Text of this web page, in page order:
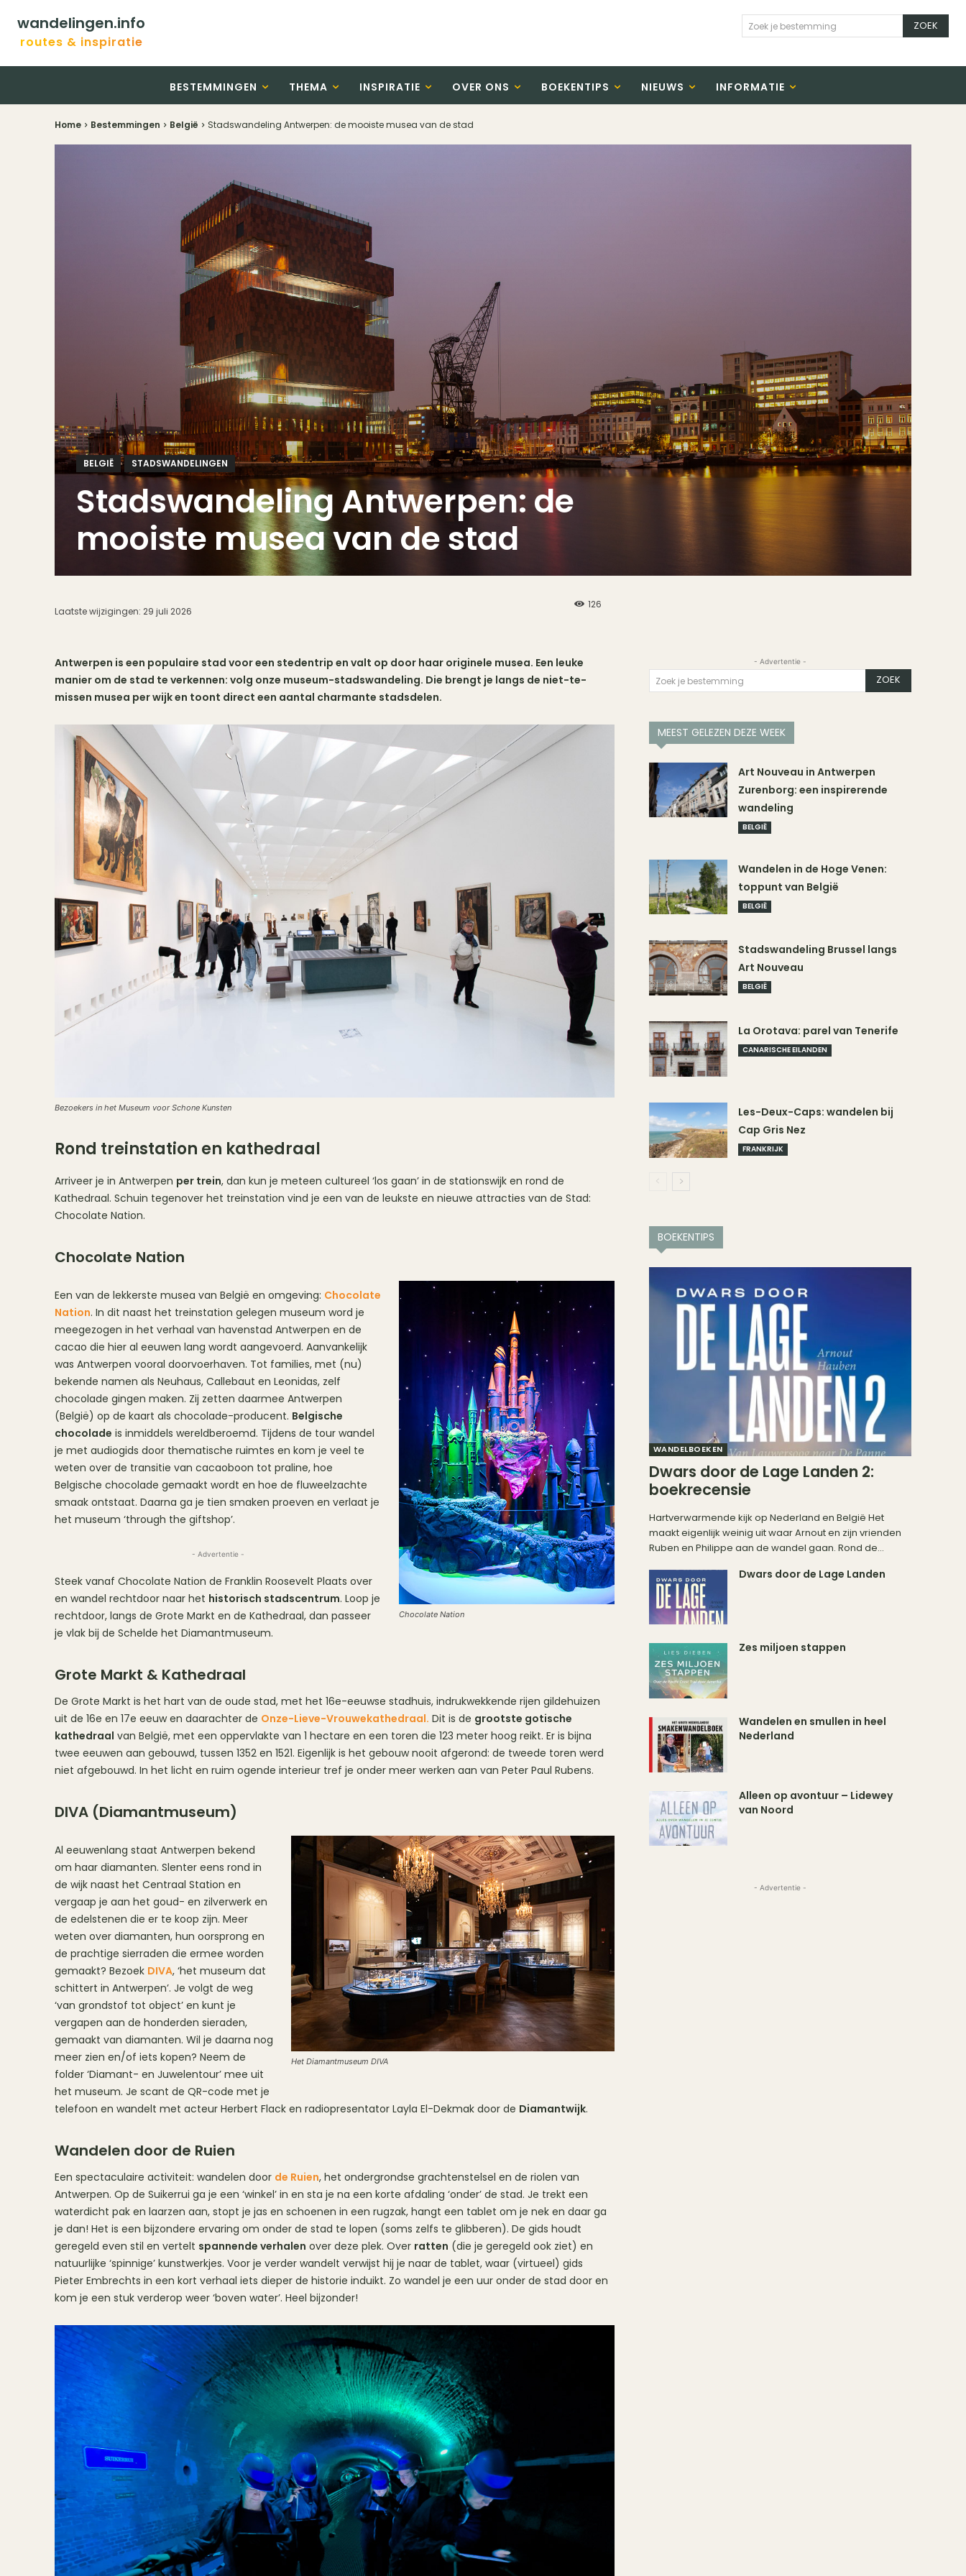
wandelingen.info
routes & inspiratie
Zoek je bestemming ZOEK
BESTEMMINGEN THEMA INSPIRATIE OVER ONS BOEKENTIPS NIEUWS INFORMATIE
Home Bestemmingen België Stadswandeling Antwerpen: de mooiste musea van de stad
BELGIË STADSWANDELINGEN
Stadswandeling Antwerpen: de
mooiste musea van de stad
Laatste wijzigingen: 29 juli 2026
126
Antwerpen is een populaire stad voor een stedentrip en valt op door haar originele musea. Een leuke
manier om de stad te verkennen: volg onze museum-stadswandeling. Die brengt je langs de niet-te-
missen musea per wijk en toont direct een aantal charmante stadsdelen.
Bezoekers in het Museum voor Schone Kunsten
Rond treinstation en kathedraal
Arriveer je in Antwerpen per trein, dan kun je meteen cultureel ‘los gaan’ in de stationswijk en rond de
Kathedraal. Schuin tegenover het treinstation vind je een van de leukste en nieuwe attracties van de Stad:
Chocolate Nation.
Chocolate Nation
Chocolate Nation
Een van de lekkerste musea van België en omgeving: Chocolate
Nation. In dit naast het treinstation gelegen museum word je
meegezogen in het verhaal van havenstad Antwerpen en de
cacao die hier al eeuwen lang wordt aangevoerd. Aanvankelijk
was Antwerpen vooral doorvoerhaven. Tot families, met (nu)
bekende namen als Neuhaus, Callebaut en Leonidas, zelf
chocolade gingen maken. Zij zetten daarmee Antwerpen
(België) op de kaart als chocolade-producent. Belgische
chocolade is inmiddels wereldberoemd. Tijdens de tour wandel
je met audiogids door thematische ruimtes en kom je veel te
weten over de transitie van cacaoboon tot praline, hoe
Belgische chocolade gemaakt wordt en hoe de fluweelzachte
smaak ontstaat. Daarna ga je tien smaken proeven en verlaat je
het museum ‘through the giftshop’.
- Advertentie -
Steek vanaf Chocolate Nation de Franklin Roosevelt Plaats over
en wandel rechtdoor naar het historisch stadscentrum. Loop je
rechtdoor, langs de Grote Markt en de Kathedraal, dan passeer
je vlak bij de Schelde het Diamantmuseum.
Grote Markt & Kathedraal
De Grote Markt is het hart van de oude stad, met het 16e-eeuwse stadhuis, indrukwekkende rijen gildehuizen
uit de 16e en 17e eeuw en daarachter de Onze-Lieve-Vrouwekathedraal. Dit is de grootste gotische
kathedraal van België, met een oppervlakte van 1 hectare en een toren die 123 meter hoog reikt. Er is bijna
twee eeuwen aan gebouwd, tussen 1352 en 1521. Eigenlijk is het gebouw nooit afgerond: de tweede toren werd
niet afgebouwd. In het licht en ruim ogende interieur tref je onder meer werken aan van Peter Paul Rubens.
DIVA (Diamantmuseum)
Het Diamantmuseum DIVA
Al eeuwenlang staat Antwerpen bekend
om haar diamanten. Slenter eens rond in
de wijk naast het Centraal Station en
vergaap je aan het goud- en zilverwerk en
de edelstenen die er te koop zijn. Meer
weten over diamanten, hun oorsprong en
de prachtige sierraden die ermee worden
gemaakt? Bezoek DIVA, ‘het museum dat
schittert in Antwerpen’. Je volgt de weg
‘van grondstof tot object’ en kunt je
vergapen aan de honderden sieraden,
gemaakt van diamanten. Wil je daarna nog
meer zien en/of iets kopen? Neem de
folder ‘Diamant- en Juwelentour’ mee uit
het museum. Je scant de QR-code met je
telefoon en wandelt met acteur Herbert Flack en radiopresentator Layla El-Dekmak door de Diamantwijk.
Wandelen door de Ruien
Een spectaculaire activiteit: wandelen door de Ruien, het ondergrondse grachtenstelsel en de riolen van
Antwerpen. Op de Suikerrui ga je een ‘winkel’ in en sta je na een korte afdaling ‘onder’ de stad. Je trekt een
waterdicht pak en laarzen aan, stopt je jas en schoenen in een rugzak, hangt een tablet om je nek en daar ga
je dan! Het is een bijzondere ervaring om onder de stad te lopen (soms zelfs te glibberen). De gids houdt
geregeld even stil en vertelt spannende verhalen over deze plek. Over ratten (die je geregeld ook ziet) en
natuurlijke ‘spinnige’ kunstwerkjes. Voor je verder wandelt verwijst hij je naar de tablet, waar (virtueel) gids
Pieter Embrechts in een kort verhaal iets dieper de historie induikt. Zo wandel je een uur onder de stad door en
kom je een stuk verderop weer ‘boven water’. Heel bijzonder!
- Advertentie -
Zoek je bestemming ZOEK
MEEST GELEZEN DEZE WEEK
Art Nouveau in Antwerpen
Zurenborg: een inspirerende
wandeling
BELGIË
Wandelen in de Hoge Venen:
toppunt van België
BELGIË
Stadswandeling Brussel langs
Art Nouveau
BELGIË
La Orotava: parel van Tenerife
CANARISCHE EILANDEN
Les-Deux-Caps: wandelen bij
Cap Gris Nez
FRANKRIJK
BOEKENTIPS
WANDELBOEKEN
Dwars door de Lage Landen 2:
boekrecensie
Hartverwarmende kijk op Nederland en België Het
maakt eigenlijk weinig uit waar Arnout en zijn vrienden
Ruben en Philippe aan de wandel gaan. Rond de...
Dwars door de Lage Landen
Zes miljoen stappen
Wandelen en smullen in heel
Nederland
Alleen op avontuur – Lidewey
van Noord
- Advertentie -